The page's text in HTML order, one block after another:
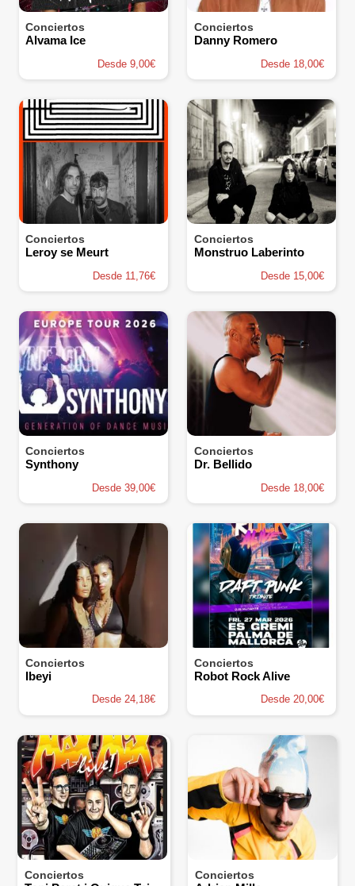
Conciertos
Alvama Ice
Desde 9,00€
Conciertos
Danny Romero
Desde 18,00€
Conciertos
Leroy se Meurt
Desde 11,76€
Conciertos
Monstruo Laberinto
Desde 15,00€
Conciertos
Synthony
Desde 39,00€
Conciertos
Dr. Bellido
Desde 18,00€
Conciertos
Ibeyi
Desde 24,18€
Conciertos
Robot Rock Alive
Desde 20,00€
Conciertos Conciertos